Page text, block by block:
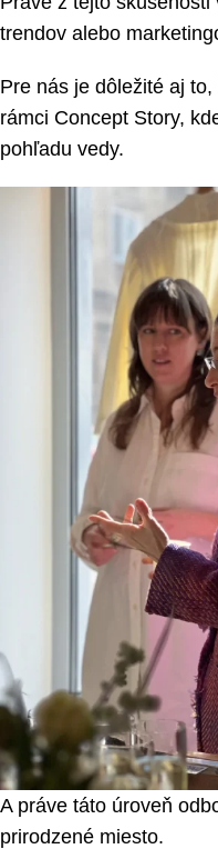
trendov alebo
Pre nás je dôležité aj
rámci Concept Story,
pohľadu vedy.
A práve táto úroveň
prirodzené miesto.